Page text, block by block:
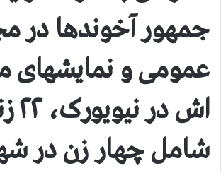
جمهور آخوندها در
عمومی و نمایشهای
اش
شامل چهار زن در